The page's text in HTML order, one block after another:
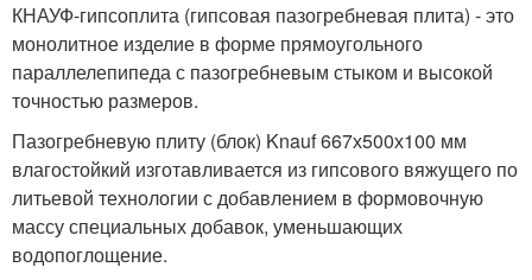
КНАУФ-гипсоплита (гипсовая пазогребневая плита) - это
монолитное изделие в форме прямоугольного
параллелепипеда с пазогребневым стыком и высокой
точностью размеров.
Пазогребневую плиту (блок) Knauf 667х500х100 мм
влагостойкий изготавливается из гипсового вяжущего по
литьевой технологии с добавлением в формовочную
массу специальных добавок, уменьшающих
водопоглощение.